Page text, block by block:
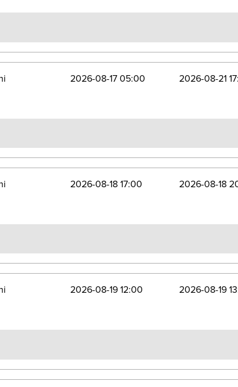
2026-08-17 05:00 2026-08-21
2026-08-18 17:00 2026-08-18
2026-08-19 12:00 2026-08-19